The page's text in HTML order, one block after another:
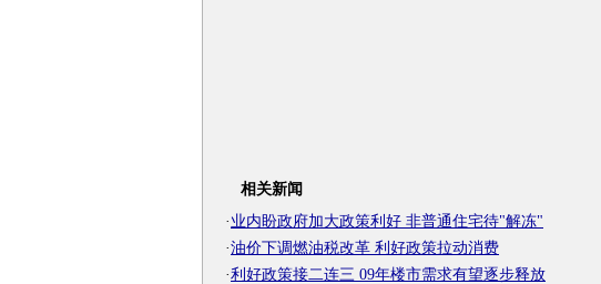
相关新闻
· 业内盼政府加大政策利好 非普通住宅待"解冻"
·油价下调燃油税改革 利好政策拉动消费
·利好政策接二连三 09年楼市需求有望逐步释放